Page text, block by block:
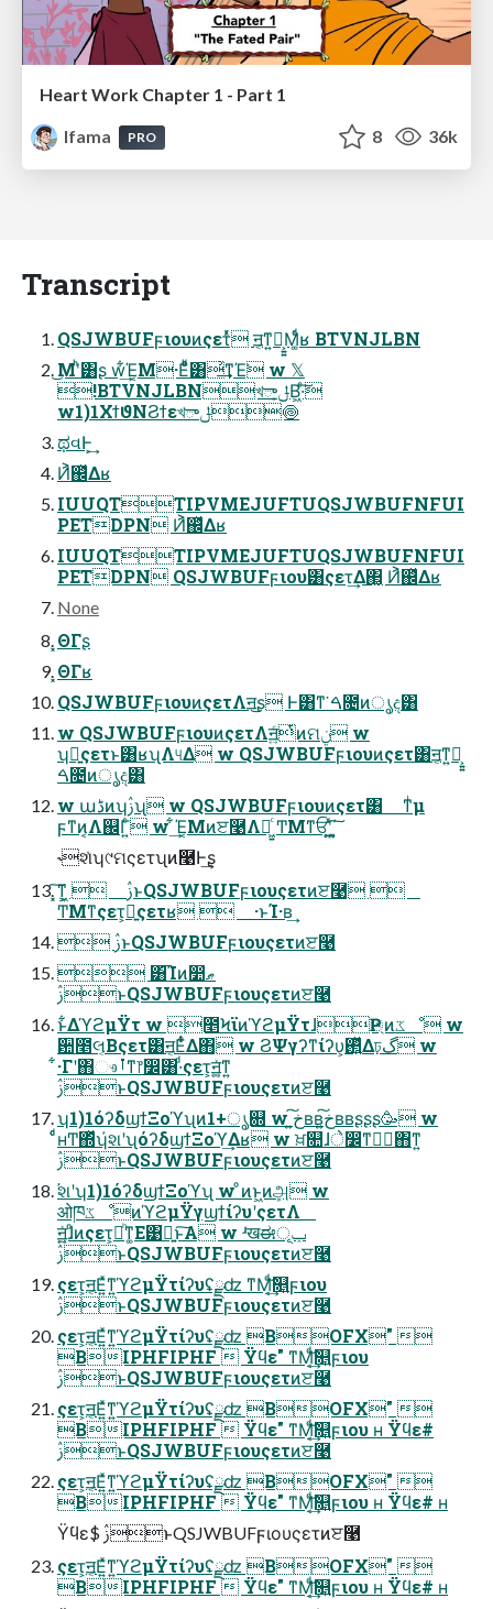
Heart Work Chapter 1 - Part 1
lfama
PRO 8 36k
Transcript
QSJWBUFϝιουͷςετͬͯ ॻ͔ͳ͍ํ͕͍͍Μ͚ͩͬʁ BTVNJLBN
͜Μʹͪ͸ʂ w͋͢Έ͔Μ͏·Εͦͩͪ͸͗͢ͳΈ͘ w 𝕏
!BTVNJLBNখాݪ͔Β͖·ͨ͠
w1)1ΧϯϑΝϨϯεখాݪ🍥
ಥવͰ͕͢
Ͷ͐஌ͬͯΔʁ
IUUQTTIPVMEJUFTUQSJWBUFNFUI
PETDPN Ͷ͐஌ͬͯΔʁ
IUUQTTIPVMEJUFTUQSJWBUFNFUI
PETDPN QSJWBUFϝιου͸ςετ͢Δ΂͖͔ Ͷ͐஌ͬͯΔʁ
None
͓ΘΓʂ
͓ΘΓʁ
QSJWBUFϝιουͷςετΛॻ͜͏ʂ Ͱ͸ͳ͘ ࠓ೔ͷൃද͸
w QSJWBUFϝιουͷςετΛॻ͍ͨͭͷମݧ w
ʮྑ͍ςετͱ͸ʁʯΛ୳Δ w QSJWBUFϝιουͷςετ͸ॻ͔ͳ͍ํ͕͍͍
ࠓ೔ͷൃද͸
w աڈͷʮࢲʯ w QSJWBUFϝιουͷςετ͸ ͳͥμ
ϝͳͷ͔Λ஌Γ͍ͨ w ͋͢Έ͔Μͷੲ࿩Λฉ͖͍ͨ ͲΜͳਓʹ͖͍ͯ΄͍͔͠
˞શͯʮ୯ମςετʯͷ࿩Ͱ͢ʂ
͓͠ͳ͕͖  ࢲͱQSJWBUFϝιουςετͷੲ࿩ 
ͲΜͳςετ͕ྑ͍ςετʁ  ·ͱΊ·ʙ͢
 ࢲͱQSJWBUFϝιουςετͷੲ࿩
 ͸͡Ίͷ෺ޠ
ࢲͱQSJWBUFϝιουςετͷੲ࿩
ͱ͋ΔϓϩμΫτ w ೥ϞϊͷϓϩμΫτɺҎ্ͷػೳ w
਺೥લ͔Βςετ͸ॻ͔Εͭͭ͋Δ΋ w ϨΨγʔͳίʔυ͕࢒͍ͬͯΔঢ়گ w
͋·Γʹ΋ෳࡶͳ෦෼͸·ͩςετ͕ॻ͚͍ͯͳ͍
ࢲͱQSJWBUFϝιουςετͷੲ࿩
ʮ1)1όʔδϣϯΞοϓʯͷ1+ൃ଍ w خ͍͠ʙʙخ͍͠ʙʙʂʂʂ🥳 w
ͨͩʜͲ͏΍ͬͯʮ҆શʹʯόʔδϣϯΞοϓ͢Δʁ w ਖ਼௚ɺे෼ͳظؒ΋ͳ͍
ࢲͱQSJWBUFϝιουςετͷੲ࿩
҆શʹʮ1)1όʔδϣϯΞοϓʯ w ͦͷͱ͖ͷܾஅ w
ओཁػೳׂͷϓϩμΫγϣϯίʔυʹςετΛ
ॻ͍͍͖ͯɺͦͷςετ͕མͪͳ͚Ε͹ྑ͍ͱ͠Α͏ w ʴखಈݕূ
ࢲͱQSJWBUFϝιουςετͷੲ࿩
ςετ͕ॻ͔Ε͍ͯͳ͍ϓϩμΫτίʔυʢྫʣ ͳΜ͔ͩ͘͢͝௕͍ϝιου
ࢲͱQSJWBUFϝιουςετͷੲ࿩
ςετ͕ॻ͔Ε͍ͯͳ͍ϓϩμΫτίʔυʢྫʣ BOFX" 
BIPHFIPHF  Ϋϥε" ͳΜ͔ͩ͘͢͝௕͍ϝιου
ࢲͱQSJWBUFϝιουςετͷੲ࿩
ςετ͕ॻ͔Ε͍ͯͳ͍ϓϩμΫτίʔυʢྫʣ BOFX" 
BIPHFIPHF  Ϋϥε" ͳΜ͔ͩ͘͢͝௕͍ϝιου ʜ Ϋϥε#
ࢲͱQSJWBUFϝιουςετͷੲ࿩
ςετ͕ॻ͔Ε͍ͯͳ͍ϓϩμΫτίʔυʢྫʣ BOFX" 
BIPHFIPHF  Ϋϥε" ͳΜ͔ͩ͘͢͝௕͍ϝιου ʜ Ϋϥε# ʜ
Ϋϥε$ ࢲͱQSJWBUFϝιουςετͷੲ࿩
ςετ͕ॻ͔Ε͍ͯͳ͍ϓϩμΫτίʔυʢྫʣ BOFX" 
BIPHFIPHF  Ϋϥε" ͳΜ͔ͩ͘͢͝௕͍ϝιου ʜ Ϋϥε# ʜ